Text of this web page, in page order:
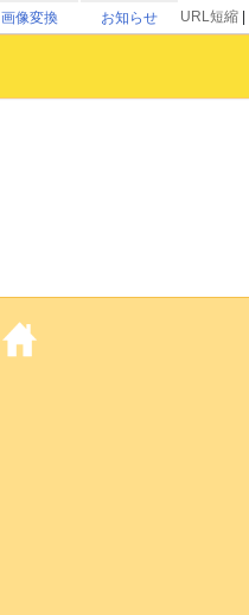
画像変換 お知らせ URL短縮